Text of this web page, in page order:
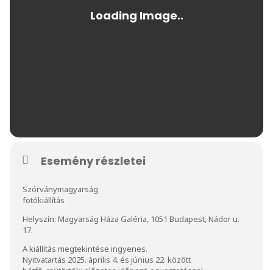
Esemény részletei
Szórványmagyarság
fotókiállítás
Helyszín: Magyarság Háza Galéria, 1051 Budapest, Nádor u.
17.
A kiállítás megtekintése ingyenes.
Nyitvatartás 2025. április 4. és június 22. között